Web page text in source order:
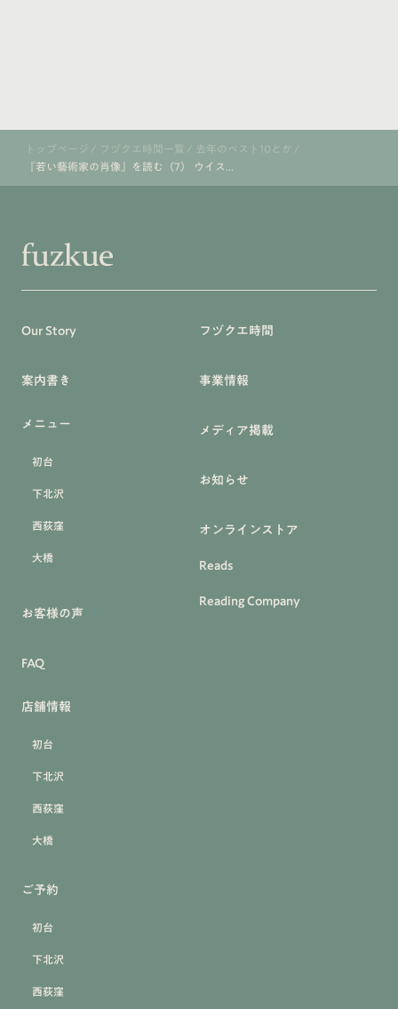
トップページ / フヅクエ時間一覧 / 去年のベスト10とか /
『若い藝術家の肖像』を読む（7） ウイス...
Our Story
案内書き
メニュー
初台
下北沢
西荻窪
大橋
お客様の声
FAQ
店舗情報
初台
下北沢
西荻窪
大橋
ご予約
初台
下北沢
西荻窪
フヅクエ時間
事業情報
メディア掲載
お知らせ
オンラインストア
Reads
Reading Company